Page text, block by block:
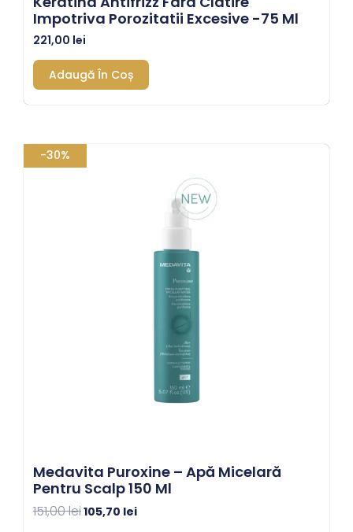
Impotriva Porozitatii Excesive -75 Ml
221,00 lei
Adaugă În Coș
-30%
Medavita Puroxine – Apă Micelară
Pentru Scalp 150 Ml
151,00lei
inițial
105,70 lei
105,70 lei.